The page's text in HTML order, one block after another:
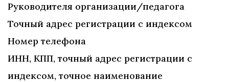
Руководителя организации/педагога
Точный адрес регистрации с индексом
Номер телефона
ИНН, КПП, точный адрес регистрации с
индексом, точное наименование